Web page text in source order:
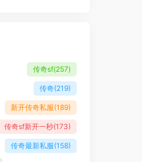
传奇sf(257)
传奇(219)
新开传奇私服(189)
传奇sf新开一秒(173)
传奇最新私服(158)